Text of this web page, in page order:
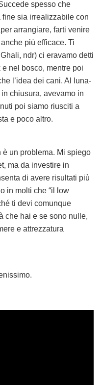
spesso che
sia irrealizzabile con
arrangiare, farti venire
più efficace. Ti
ndr) ci eravamo detti
nel bosco, mentre poi
l’idea dei cani. Al luna-
chiusura, avevamo in
poi siamo riusciti a
e poco altro.
è un problema. Mi spiego
ma da investire in
di avere risultati più
in molti che “il low
ti devi comunque
che hai e se sono nulle,
e attrezzatura